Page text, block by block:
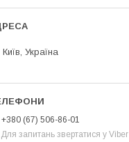
Київ, Україна
+380 (67) 506-86-01
Для запитань звертатися у Viber